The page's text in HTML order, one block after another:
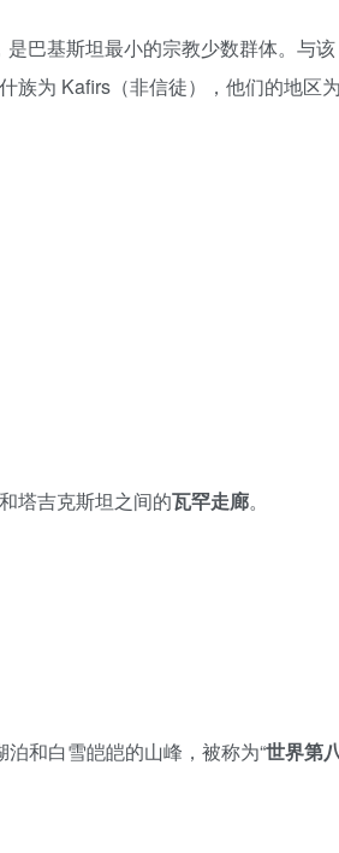
巴基斯坦最小的宗教少数群体。与该
族为 Kafirs（非信徒），他们的地区
塔吉克斯坦之间的瓦罕走廊。
和白雪皑皑的山峰，被称为“世界第